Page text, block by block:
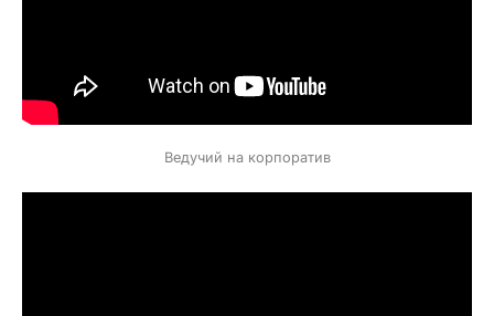
Ведучий на корпоратив